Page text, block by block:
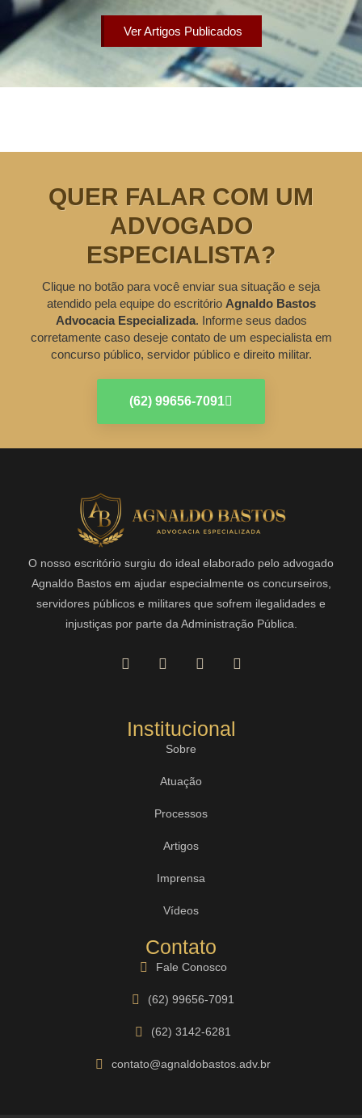
Ver Artigos Publicados
QUER FALAR COM UM
ADVOGADO
ESPECIALISTA?
Clique no botão para você enviar sua situação e seja
atendido pela equipe do escritório Agnaldo Bastos
Advocacia Especializada. Informe seus dados
corretamente caso deseje contato de um especialista em
concurso público, servidor público e direito militar.
(62) 99656-7091
O nosso escritório surgiu do ideal elaborado pelo advogado
Agnaldo Bastos em ajudar especialmente os concurseiros,
servidores públicos e militares que sofrem ilegalidades e
injustiças por parte da Administração Pública.
Institucional
Sobre
Atuação
Processos
Artigos
Imprensa
Vídeos
Contato
Fale Conosco
(62) 99656-7091
(62) 3142-6281
contato@agnaldobastos.adv.br